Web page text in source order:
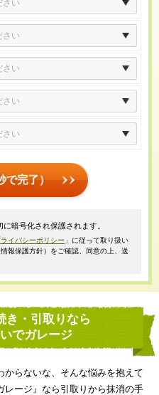
で完了）
暗号化され保護されます。
ライバシーポリシー 」に従って取り扱い
報保護方針）をご確認、同意の上、送
き・引取りなら
でガレージ
からないな、そんな悩みを抱えて
レージ』なら引取りから抹消の手